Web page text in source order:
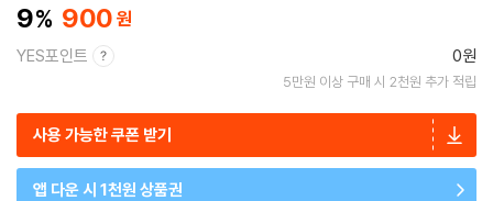
9 900
YES포인트 0원
5만원 이상 구매 시 2천원 추가 적립
사용 가능한 쿠폰 받기
앱 다운 시 1천원 상품권